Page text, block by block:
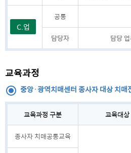
C.업
공통
담당자 담당
교육과정
중앙·광역치매센터 종사자 대상 치매
중앙·광역치매센터 종사자 대상 치
교육과정 구분 교육대상
종사자 치매공통교육